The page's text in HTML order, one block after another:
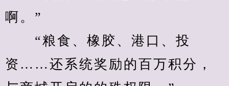
啊。”
“粮食、橡胶、港口、投
资……还系统奖励的百万积分，